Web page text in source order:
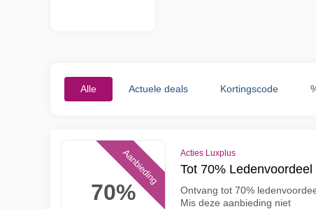
Alle Actuele deals Kortingscode
70%
Aanbieding Acties Luxplus
Tot 70%
Ontvang tot 70%
Mis deze aanbieding niet